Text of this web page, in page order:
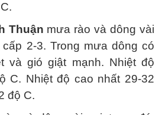
Thuận mưa rào và dông vài
2-3. Trong mưa dông có
và gió giật mạnh. Nhiệt độ
C. Nhiệt độ cao nhất 29-32
độ C.